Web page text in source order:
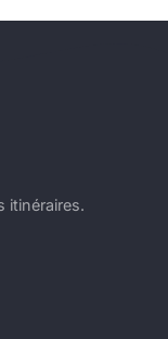
itinéraires.